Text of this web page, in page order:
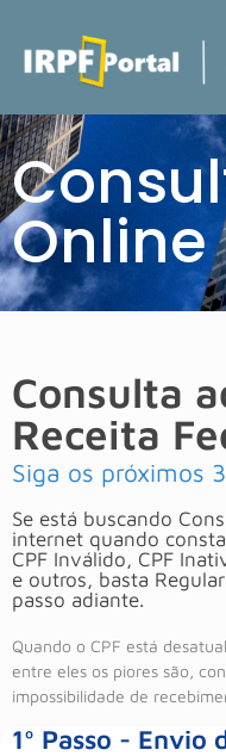
Online
Consulta
Receita
Siga os próximos
Se está buscando
internet quando
CPF Inválido, CPF
e outros, basta
passo adiante.
Quando o CPF está
entre eles os piores são,
impossibilidade de
1º Passo - Envio